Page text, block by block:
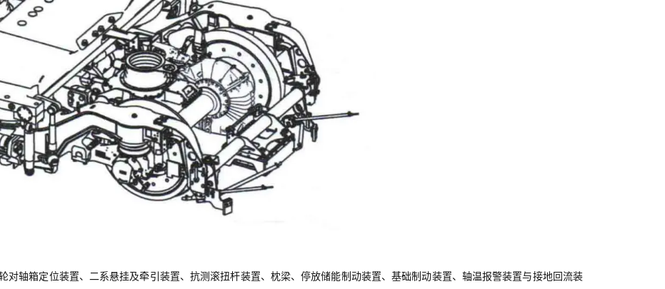
对轴箱定位装置、二系悬挂及牵引装置、抗测滚扭杆装置、枕梁、停放储能制动装置、基础制动装置、轴温报警装置与接地回流装